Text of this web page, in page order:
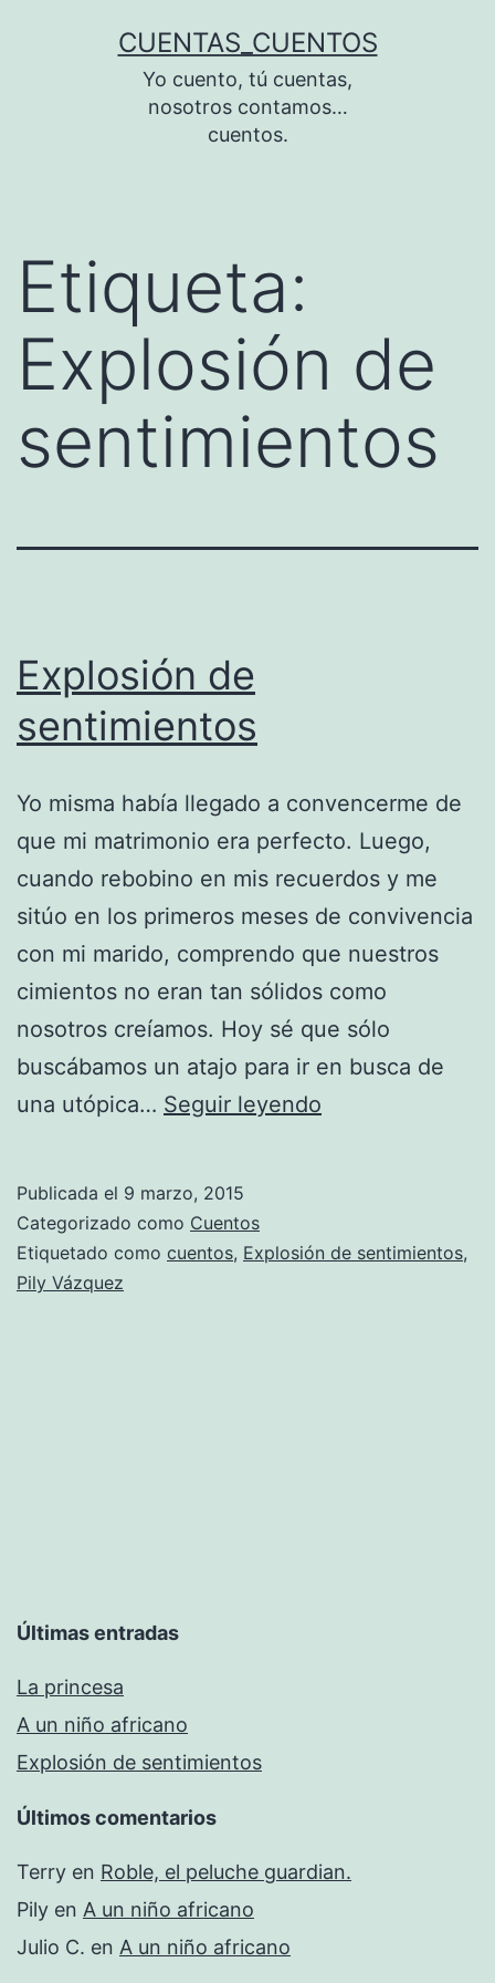
CUENTAS_CUENTOS
Yo cuento, tú cuentas,
nosotros contamos…
cuentos.
Etiqueta:
Explosión de
sentimientos
Explosión de
sentimientos
Yo misma había llegado a convencerme de
que mi matrimonio era perfecto. Luego,
cuando rebobino en mis recuerdos y me
sitúo en los primeros meses de convivencia
con mi marido, comprendo que nuestros
cimientos no eran tan sólidos como
nosotros creíamos. Hoy sé que sólo
buscábamos un atajo para ir en busca de
una utópica… Seguir leyendo
Publicada el 9 marzo, 2015
Categorizado como Cuentos
Etiquetado como cuentos, Explosión de sentimientos,
Pily Vázquez
Últimas entradas
La princesa
A un niño africano
Explosión de sentimientos
Últimos comentarios
Terry en Roble, el peluche guardian.
Pily en A un niño africano
Julio C. en A un niño africano